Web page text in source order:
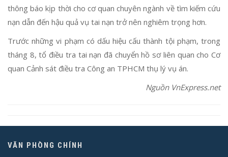
thông báo kịp thời cho cơ quan chuyên ngành về tìm kiếm cứu
nạn dẫn đến hậu quả vụ tai nạn trở nên nghiêm trọng hơn.
Trước những vi phạm có dấu hiệu cấu thành tội phạm, trong
tháng 8, tổ điều tra tai nạn đã chuyển hồ sơ liên quan cho Cơ
quan Cảnh sát điều tra Công an TPHCM thụ lý vụ án.
Nguồn VnExpress.net
VĂN PHÒNG CHÍNH